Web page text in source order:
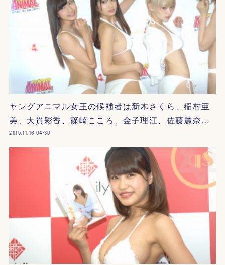
ヤングアニマル女王の候補者は新木さくら、稲村亜
美、大貫彩香、篠崎こころ、金子理江、佐藤麗奈…
2015.11.16 04:30